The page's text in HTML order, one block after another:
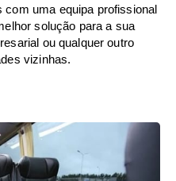
uma equipa profissional
solução para a sua
ou qualquer outro
vizinhas.